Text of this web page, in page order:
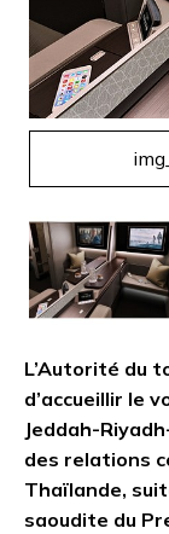
L’Autorité du
d’accueillir le
Jeddah-
des relations
Thaïlande,
saoudite du